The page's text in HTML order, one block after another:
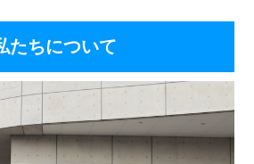
たちについて